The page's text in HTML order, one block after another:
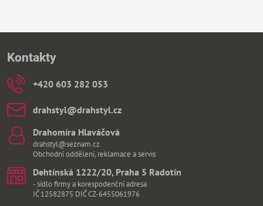
Kontakty
+420 603 282 053
drahstyl​@drahstyl​.cz
Drahomíra Hlaváčová
drahstyl@seznam.cz
Obchodní oddělení, reklamace a servis
Dehtínská 1222/20, Praha 5 Radotín
- sídlo firmy a korespodenční adresa
IČ 12582875 DIČ CZ-6455061976